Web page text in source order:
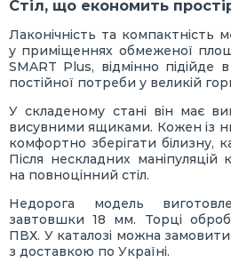
Стіл, що економить
Лаконічність та компактність
у приміщеннях обмеженої
SMART Plus, відмінно підійде
постійної потреби у великій
У складеному стані він має
висувними ящиками. Кожен із
комфортно зберігати білизну,
Після нескладних
на повноцінний стіл.
Недорога модель
завтовшки 18 мм. Торці
ПВХ. У каталозі можна замовити
з доставкою по Україні.